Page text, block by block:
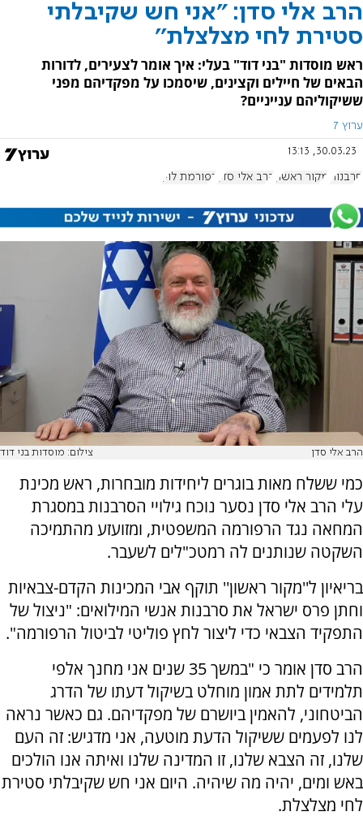
הרב אלי סדן: "אני חש שקיבלתי
סטירת לחי מצלצלת''
ראש מוסדות "בני דוד" בעלי: איך אומר לצעירים, לדורות
הבאים של חיילים וקצינים, שיסמכו על מפקדיהם מפני
ששיקוליהם ענייניים?
ערוץ 7
30.03.23, 13:13
סרבנות מקור ראשון הרב אלי סדן רפורמת לוין
הרב אלי סדן צילום: מוסדות בני דוד
כמי ששלח מאות בוגרים ליחידות מובחרות, ראש מכינת
עלי הרב אלי סדן נסער נוכח גילויי הסרבנות במסגרת
המחאה נגד הרפורמה המשפטית, ומזועזע מהתמיכה
השקטה שנותנים לה רמטכ"לים לשעבר.
בריאיון ל''מקור ראשון'' תוקף אבי המכינות הקדם-צבאיות
וחתן פרס ישראל את סרבנות אנשי המילואים: "ניצול של
התפקיד הצבאי כדי ליצור לחץ פוליטי לביטול הרפורמה".
הרב סדן אומר כי "במשך 35 שנים אני מחנך אלפי
תלמידים לתת אמון מוחלט בשיקול דעתו של הדרג
הביטחוני, להאמין ביושרם של מפקדיהם. גם כאשר נראה
לנו לפעמים ששיקול הדעת מוטעה, אני מדגיש: זה העם
שלנו, זה הצבא שלנו, זו המדינה שלנו ואיתה אנו הולכים
באש ומים, יהיה מה שיהיה. היום אני חש שקיבלתי סטירת
לחי מצלצלת.